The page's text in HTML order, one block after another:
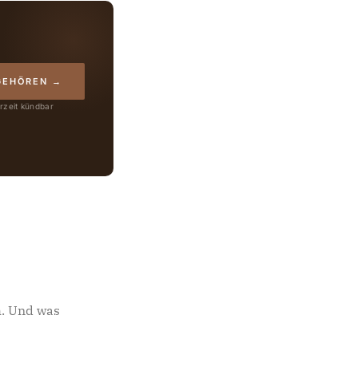
Und was
→
kündbar